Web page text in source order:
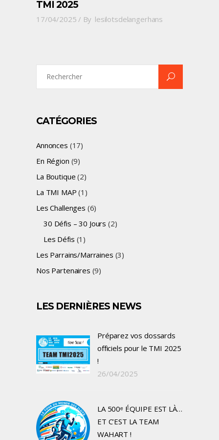
TMI 2025
17/04/2025 By lesilotsdelangerhans
CATÉGORIES
Annonces (17)
En Région (9)
La Boutique (2)
La TMI MAP (1)
Les Challenges (6)
30 Défis – 30 Jours (2)
Les Défis (1)
Les Parrains/Marraines (3)
Nos Partenaires (9)
LES DERNIÈRES NEWS
Préparez vos dossards
officiels pour le TMI 2025
!
26/04/2025
LA 500ᵉ ÉQUIPE EST LÀ…
ET C’EST LA TEAM
WAHART !